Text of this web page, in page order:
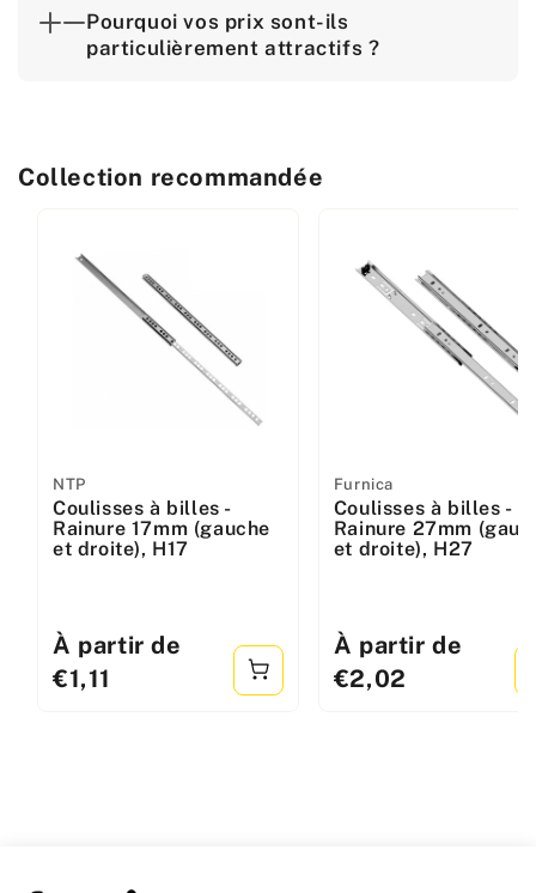
Pourquoi vos prix sont-ils
particulièrement attractifs ?
Collection recommandée
Fabricant
:
NTP
Coulisses à billes -
Rainure 17mm (gauche
et droite), H17
Prix
standard
À partir de
€1,11
Fabricant
:
Furnica
Coulisses à billes -
Rainure 27mm
et droite), H27
Prix
standard
À partir de
€2,02